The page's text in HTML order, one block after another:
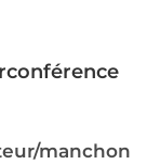
manchon